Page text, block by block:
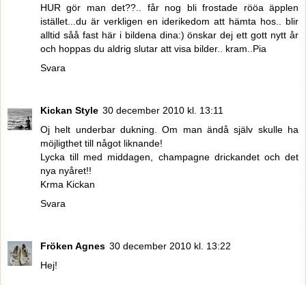
HUR gör man det??.. får nog bli frostade rööa äpplen
istället...du är verkligen en iderikedom att hämta hos.. blir
alltid såå fast här i bildena dina:) önskar dej ett gott nytt år
och hoppas du aldrig slutar att visa bilder.. kram..Pia
Svara
Kickan Style 30 december 2010 kl. 13:11
Oj helt underbar dukning. Om man ändå själv skulle ha
möjligthet till något liknande!
Lycka till med middagen, champagne drickandet och det
nya nyåret!!
Krma Kickan
Svara
Fröken Agnes 30 december 2010 kl. 13:22
Hej!